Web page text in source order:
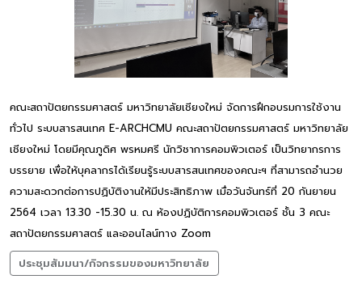
คณะสถาปัตยกรรมศาสตร์ มหาวิทยาลัยเชียงใหม่ จัดการฝึกอบรมการใช้งาน
ทั่วไป ระบบสารสนเทศ E-ARCHCMU คณะสถาปัตยกรรมศาสตร์ มหาวิทยาลัย
เชียงใหม่ โดยมีคุณภูดิศ พรหมศรี นักวิชาการคอมพิวเตอร์ เป็นวิทยากรการ
บรรยาย เพื่อให้บุคลากรได้เรียนรู้ระบบสารสนเทศของคณะฯ ที่สามารถอำนวย
ความสะดวกต่อการปฏิบัติงานให้มีประสิทธิภาพ เมื่อวันจันทร์ที่ 20 กันยายน
2564 เวลา 13.30 -15.30 น. ณ ห้องปฏิบัติการคอมพิวเตอร์ ชั้น 3 คณะ
สถาปัตยกรรมศาสตร์ และออนไลน์ทาง Zoom
ประชุมสัมมนา/กิจกรรมของมหาวิทยาลัย